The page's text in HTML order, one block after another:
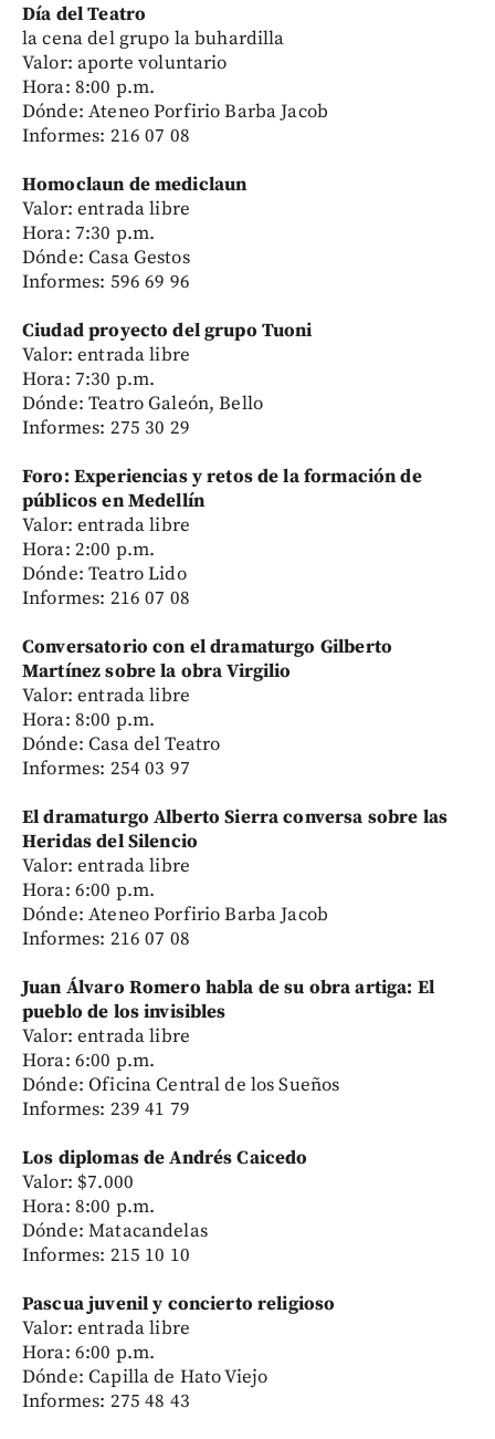
Día del Teatro
la cena del grupo la buhardilla
Valor: aporte voluntario
Hora: 8:00 p.m.
Dónde: Ateneo Porfirio Barba Jacob
Informes: 216 07 08
Homoclaun de mediclaun
Valor: entrada libre
Hora: 7:30 p.m.
Dónde: Casa Gestos
Informes: 596 69 96
Ciudad proyecto del grupo Tuoni
Valor: entrada libre
Hora: 7:30 p.m.
Dónde: Teatro Galeón, Bello
Informes: 275 30 29
Foro: Experiencias y retos de la formación de
públicos en Medellín
Valor: entrada libre
Hora: 2:00 p.m.
Dónde: Teatro Lido
Informes: 216 07 08
Conversatorio con el dramaturgo Gilberto
Martínez sobre la obra Virgilio
Valor: entrada libre
Hora: 8:00 p.m.
Dónde: Casa del Teatro
Informes: 254 03 97
El dramaturgo Alberto Sierra conversa sobre las
Heridas del Silencio
Valor: entrada libre
Hora: 6:00 p.m.
Dónde: Ateneo Porfirio Barba Jacob
Informes: 216 07 08
Juan Álvaro Romero habla de su obra artiga: El
pueblo de los invisibles
Valor: entrada libre
Hora: 6:00 p.m.
Dónde: Oficina Central de los Sueños
Informes: 239 41 79
Los diplomas de Andrés Caicedo
Valor: $7.000
Hora: 8:00 p.m.
Dónde: Matacandelas
Informes: 215 10 10
Pascua juvenil y concierto religioso
Valor: entrada libre
Hora: 6:00 p.m.
Dónde: Capilla de Hato Viejo
Informes: 275 48 43